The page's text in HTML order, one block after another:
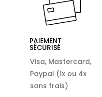
PAIEMENT
SÉCURISÉ
Visa, Mastercard,
Paypal (1x ou 4x
sans frais)